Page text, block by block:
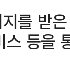
를 받
등을